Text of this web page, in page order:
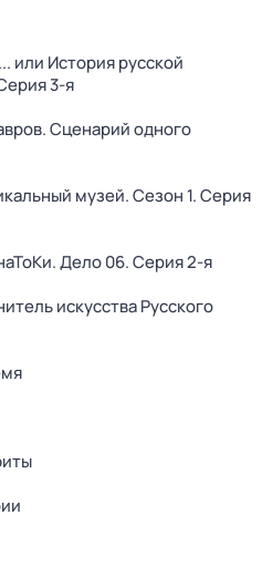
или История русской
3-я
Сценарий одного
музей. Сезон 1. Серия
Дело 06. Серия 2-я
искусства Русского